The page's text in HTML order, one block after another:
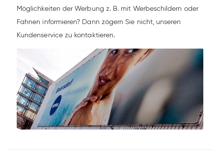
Möglichkeiten der Werbung z. B. mit Werbeschildern oder
Fahnen informieren? Dann zögern Sie nicht, unseren
Kundenservice zu kontaktieren.